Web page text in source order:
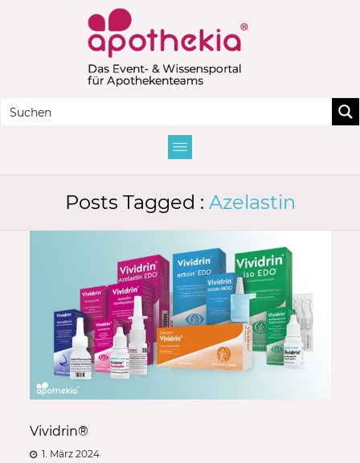
Posts Tagged : Azelastin
Vividrin®
1. März 2024